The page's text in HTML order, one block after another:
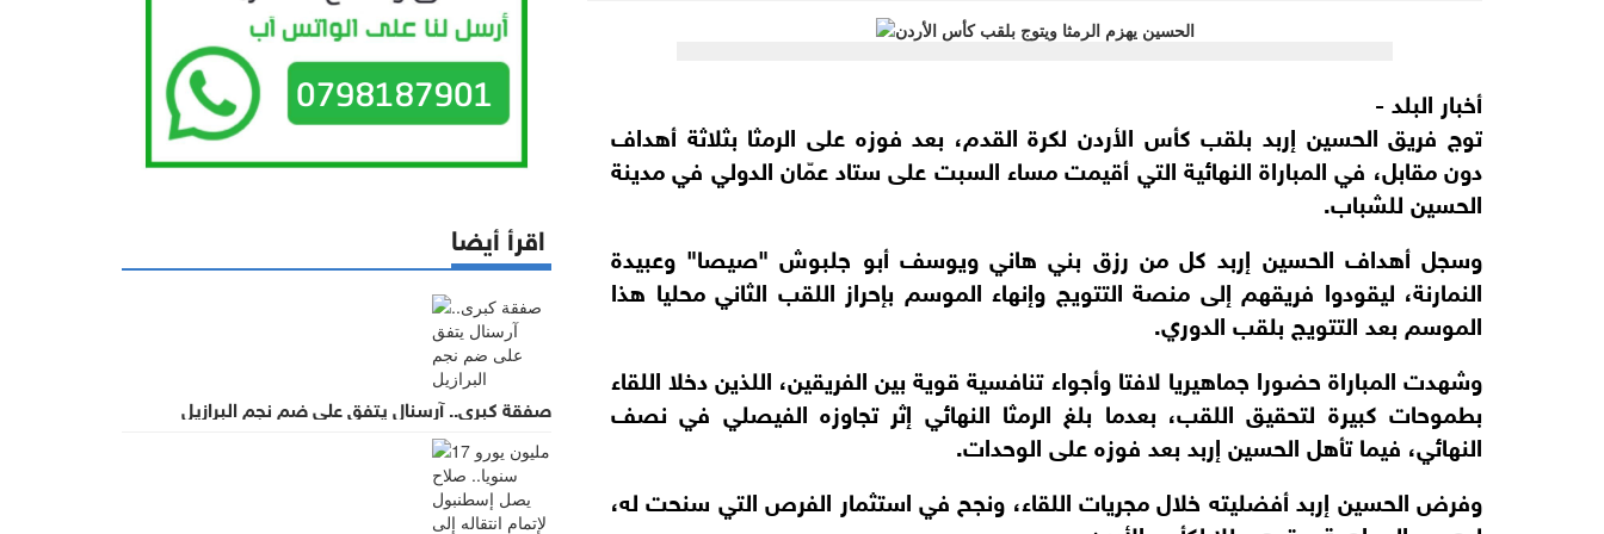
أخبار البلد -
توج فريق الحسين إربد بلقب كأس الأردن لكرة القدم، بعد فوزه على الرمثا بثلاثة أهداف
دون مقابل، في المباراة النهائية التي أقيمت مساء السبت على ستاد عمّان الدولي في مدينة
الحسين للشباب.
وسجل أهداف الحسين إربد كل من رزق بني هاني ويوسف أبو جلبوش "صيصا" وعبيدة
النمارنة، ليقودوا فريقهم إلى منصة التتويج وإنهاء الموسم بإحراز اللقب الثاني محليا هذا
الموسم بعد التتويج بلقب الدوري.
وشهدت المباراة حضورا جماهيريا لافتا وأجواء تنافسية قوية بين الفريقين، اللذين دخلا اللقاء
بطموحات كبيرة لتحقيق اللقب، بعدما بلغ الرمثا النهائي إثر تجاوزه الفيصلي في نصف
النهائي، فيما تأهل الحسين إربد بعد فوزه على الوحدات.
وفرض الحسين إربد أفضليته خلال مجريات اللقاء، ونجح في استثمار الفرص التي سنحت له،
اقرأ أيضا
صفقة كبرى.. آرسنال يتفق على ضم نجم البرازيل